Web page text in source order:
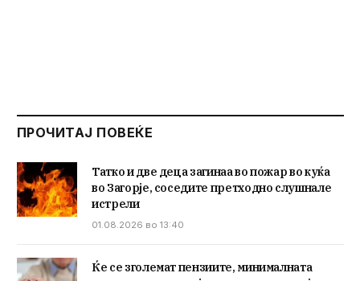
ПРОЧИТАЈ ПОВЕЌЕ
Татко и две деца загинаа во пожар во куќа
во Загорје, соседите претходно слушнале
истрели
01.08.2026 во 13:40
Ќе се зголемат пензиите, минималната